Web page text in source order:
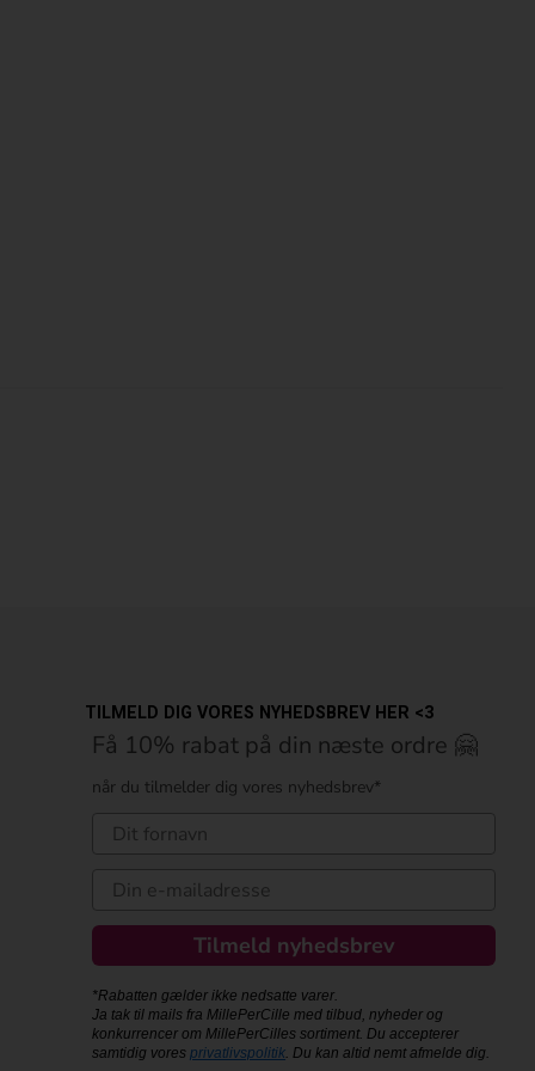
TILMELD DIG VORES NYHEDSBREV HER <3
Få 10% rabat på din næste ordre 🤗
når du tilmelder dig vores nyhedsbrev*
Tilmeld nyhedsbrev
*Rabatten gælder ikke nedsatte varer.
Ja tak til mails fra MillePerCille med tilbud, nyheder og
konkurrencer om MillePerCilles sortiment. Du accepterer
samtidig voresprivatlivspolitik. Du kan altid nemt afmelde dig.